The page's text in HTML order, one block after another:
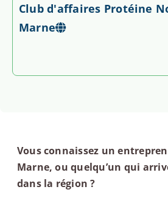
Club d'affaires Protéine
Marne
Vous connaissez un
Marne, ou quelqu’un qui
dans la région ?